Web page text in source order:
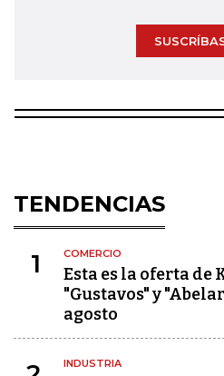
TENDENCIAS
1 COMERCIO
Esta es la oferta de
"Gustavos" y
agosto
INDUSTRIA